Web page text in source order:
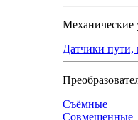
Механические
Датчики пути,
Съёмные
Совмещенные